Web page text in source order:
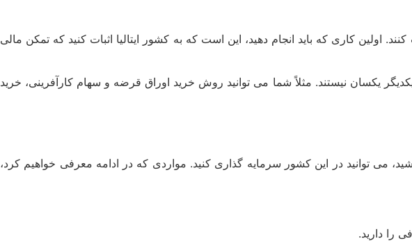
کنند. اولین کاری که باید انجام دهید، این است که به کشور ایتالیا اثبات کنید که تمکن مالی
البته همه انواع سرمایه‌ گذاری‌ ها با یکدیگر یکسان نیستند. مثلاً شما می‌ توانید روش خرید اوراق قرضه و سهام کارآفرینی، خرید
که اگر همه آنها را دارا باشید، می‌ توانید در این کشور سرمایه‌ گذاری کنید. مواردی که در ادامه معرفی خواهیم کرد،
را دارید.